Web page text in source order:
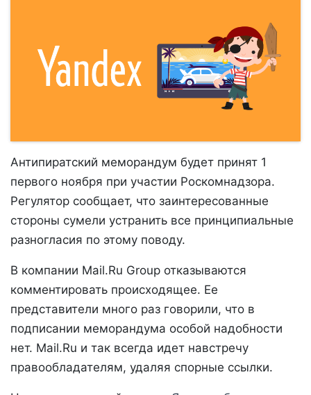
Антипиратский меморандум будет принят 1
первого ноября при участии Роскомнадзора.
Регулятор сообщает, что заинтересованные
стороны сумели устранить все принципиальные
разногласия по этому поводу.
В компании Mail.Ru Group отказываются
комментировать происходящее. Ее
представители много раз говорили, что в
подписании меморандума особой надобности
нет. Mail.Ru и так всегда идет навстречу
правообладателям, удаляя спорные ссылки.